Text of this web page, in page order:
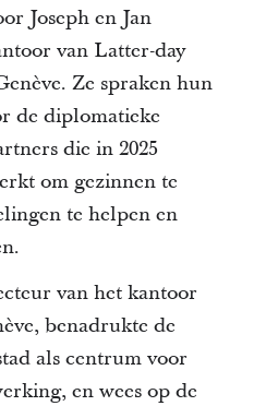
Joseph en Jan
van Latter-day
Ze spraken hun
de diplomatieke
die in 2025
om gezinnen te
te helpen en
van het kantoor
benadrukte de
als centrum voor
en wees op de